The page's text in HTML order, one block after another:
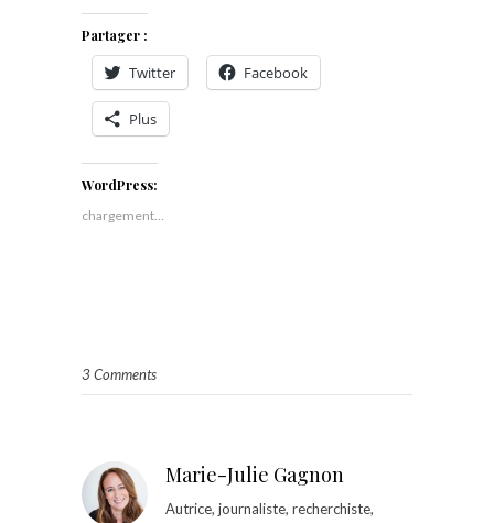
Partager :
Twitter Facebook
Plus
WordPress:
chargement…
3 Comments
Marie-Julie Gagnon
Autrice, journaliste, recherchiste,